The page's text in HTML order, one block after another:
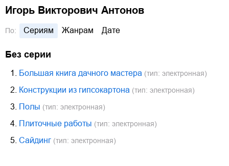
Игорь Викторович Антонов
По: Сериям Жанрам Дате
Без серии
1. Большая книга дачного мастера (тип: электронная)
2. Конструкции из гипсокартона (тип: электронная)
3. Полы (тип: электронная)
4. Плиточные работы (тип: электронная)
5. Сайдинг (тип: электронная)